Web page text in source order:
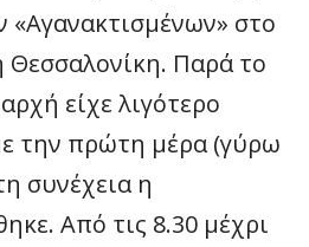
στο
Παρά το
είχε λιγότερο
την πρώτη μέρα (γύρω
συνέχεια η
Από τις 8.30 μέχρι